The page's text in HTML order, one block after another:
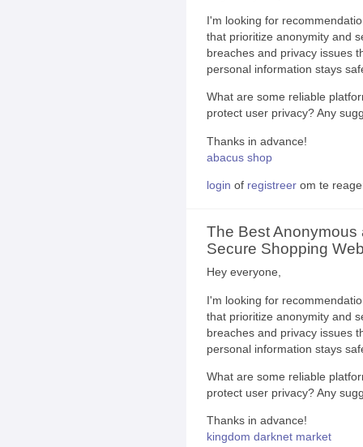
I'm looking for
that prioritize anonymity and
breaches and privacy issues
personal information stays
What are some reliable
protect user privacy? Any
Thanks in advance!
abacus shop
login of registreer om te
The Best Anonymous
Secure Shopping
Hey everyone,
I'm looking for
that prioritize anonymity and
breaches and privacy issues
personal information stays
What are some reliable
protect user privacy? Any
Thanks in advance!
kingdom darknet market